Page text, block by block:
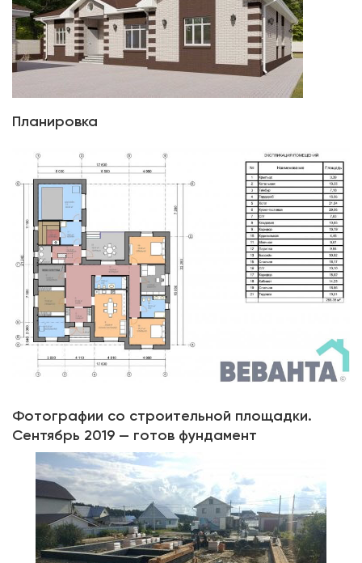
Планировка
Фотографии со строительной площадки.
Сентябрь 2019 — готов фундамент